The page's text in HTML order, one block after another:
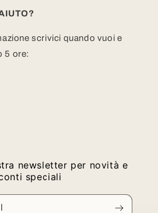
scrivici quando vuoi e
5 ore:
newsletter per novità e
speciali